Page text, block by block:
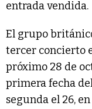
entrada vendida.
El grupo
tercer concierto
próximo 28 de
primera fecha
segunda el 26,